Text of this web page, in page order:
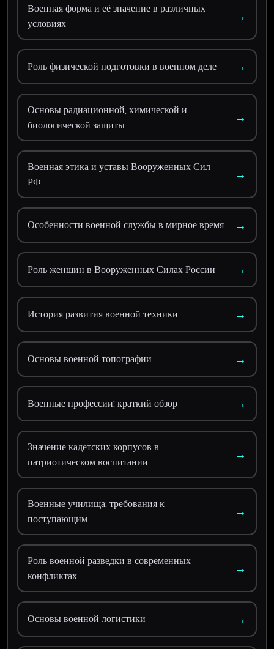
Военная форма и её значение в различных
условиях
→
Роль физической подготовки в военном деле →
Основы радиационной, химической и
биологической защиты
→
Военная этика и уставы Вооруженных Сил
РФ
→
Особенности военной службы в мирное время →
Роль женщин в Вооруженных Силах России →
История развития военной техники →
Основы военной топографии →
Военные профессии: краткий обзор →
Значение кадетских корпусов в
патриотическом воспитании
→
Военные училища: требования к
поступающим
→
Роль военной разведки в современных
конфликтах
→
Основы военной логистики →